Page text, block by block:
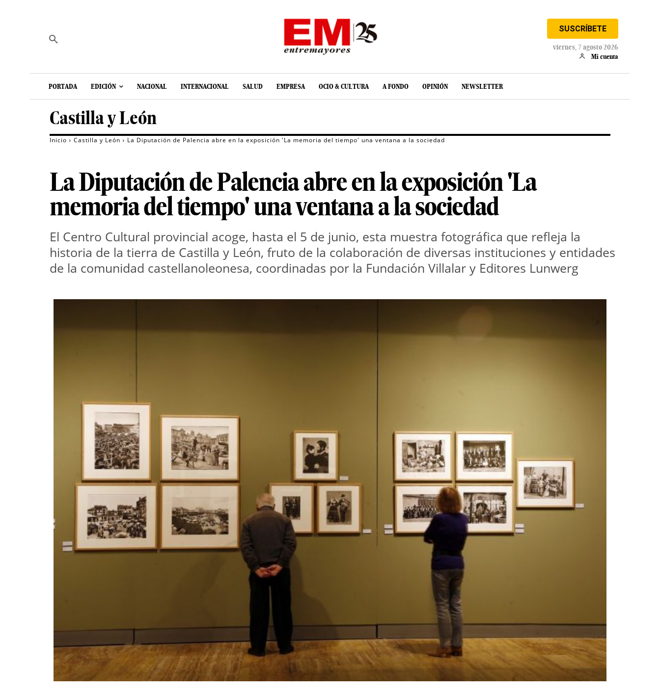
SUSCRÍBETE
viernes, 7 agosto 2026
Mi cuenta
PORTADA EDICIÓN NACIONAL INTERNACIONAL SALUD EMPRESA OCIO & CULTURA A FONDO OPINIÓN NEWSLETTER
Castilla y León
Inicio Castilla y León La Diputación de Palencia abre en la exposición 'La memoria del tiempo' una ventana a la sociedad
La Diputación de Palencia abre en la exposición 'La
memoria del tiempo' una ventana a la sociedad
El Centro Cultural provincial acoge, hasta el 5 de junio, esta muestra fotográfica que refleja la
historia de la tierra de Castilla y León, fruto de la colaboración de diversas instituciones y entidades
de la comunidad castellanoleonesa, coordinadas por la Fundación Villalar y Editores Lunwerg